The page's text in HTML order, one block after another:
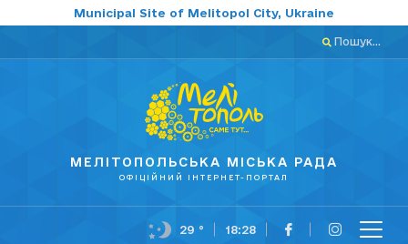
Municipal Site of Melitopol City, Ukraine
Пошук...
МЕЛІТОПОЛЬСЬКА МІСЬКА РАДА
ОФІЦІЙНИЙ ІНТЕРНЕТ-ПОРТАЛ
29 ° 18:28